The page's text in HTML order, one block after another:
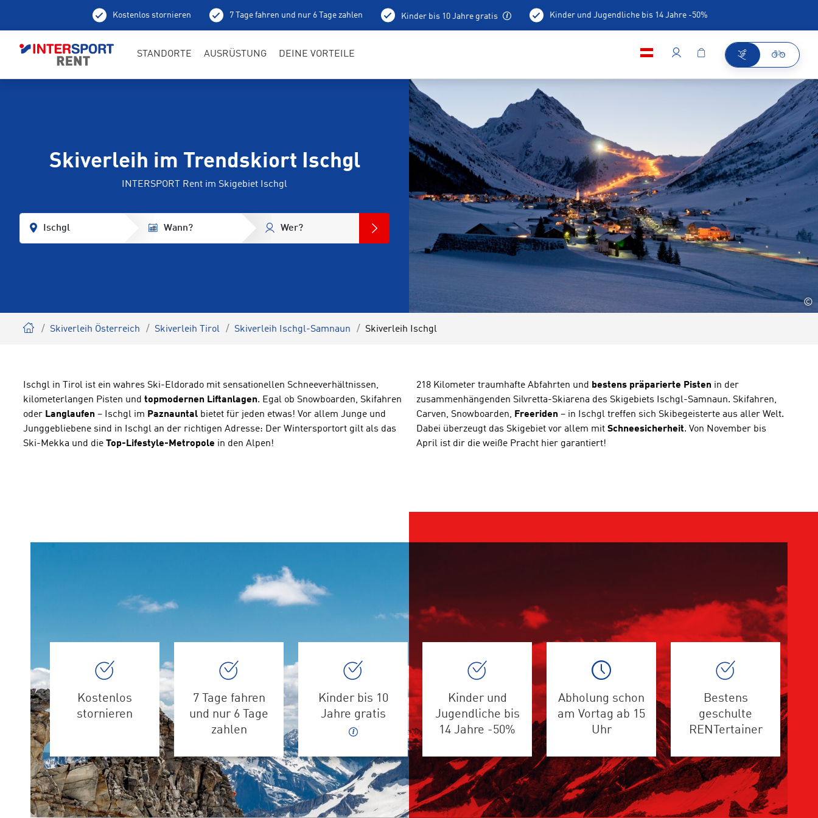
Kostenlos stornieren 7 Tage fahren und nur 6 Tage zahlen Kinder bis 10 Jahre gratis Kinder und Jugendliche bis 14 Jahre -50%
STANDORTE AUSRÜSTUNG DEINE VORTEILE
Skiverleih im Trendskiort Ischgl
INTERSPORT Rent im Skigebiet Ischgl
Ischgl Wann? Wer?
©
Skiverleih Österreich Skiverleih Tirol Skiverleih Ischgl-Samnaun Skiverleih Ischgl
Ischgl in Tirol ist ein wahres Ski-Eldorado mit sensationellen Schneeverhältnissen,
kilometerlangen Pisten und topmodernen Liftanlagen. Egal ob Snowboarden, Skifahren
oder Langlaufen – Ischgl im Paznauntal bietet für jeden etwas! Vor allem Junge und
Junggebliebene sind in Ischgl an der richtigen Adresse: Der Wintersportort gilt als das
Ski-Mekka und die Top-Lifestyle-Metropole in den Alpen!
218 Kilometer traumhafte Abfahrten und bestens präparierte Pisten in der
zusammenhängenden Silvretta-Skiarena des Skigebiets Ischgl-Samnaun. Skifahren,
Carven, Snowboarden, Freeriden – in Ischgl treffen sich Skibegeisterte aus aller Welt.
Dabei überzeugt das Skigebiet vor allem mit Schneesicherheit. Von November bis
April ist dir die weiße Pracht hier garantiert!
Kostenlos
stornieren
7 Tage fahren
und nur 6 Tage
zahlen
Kinder bis 10
Jahre gratis
Kinder und
Jugendliche bis
14 Jahre -50%
Abholung schon
am Vortag ab 15
Uhr
Bestens
geschulte
RENTertainer